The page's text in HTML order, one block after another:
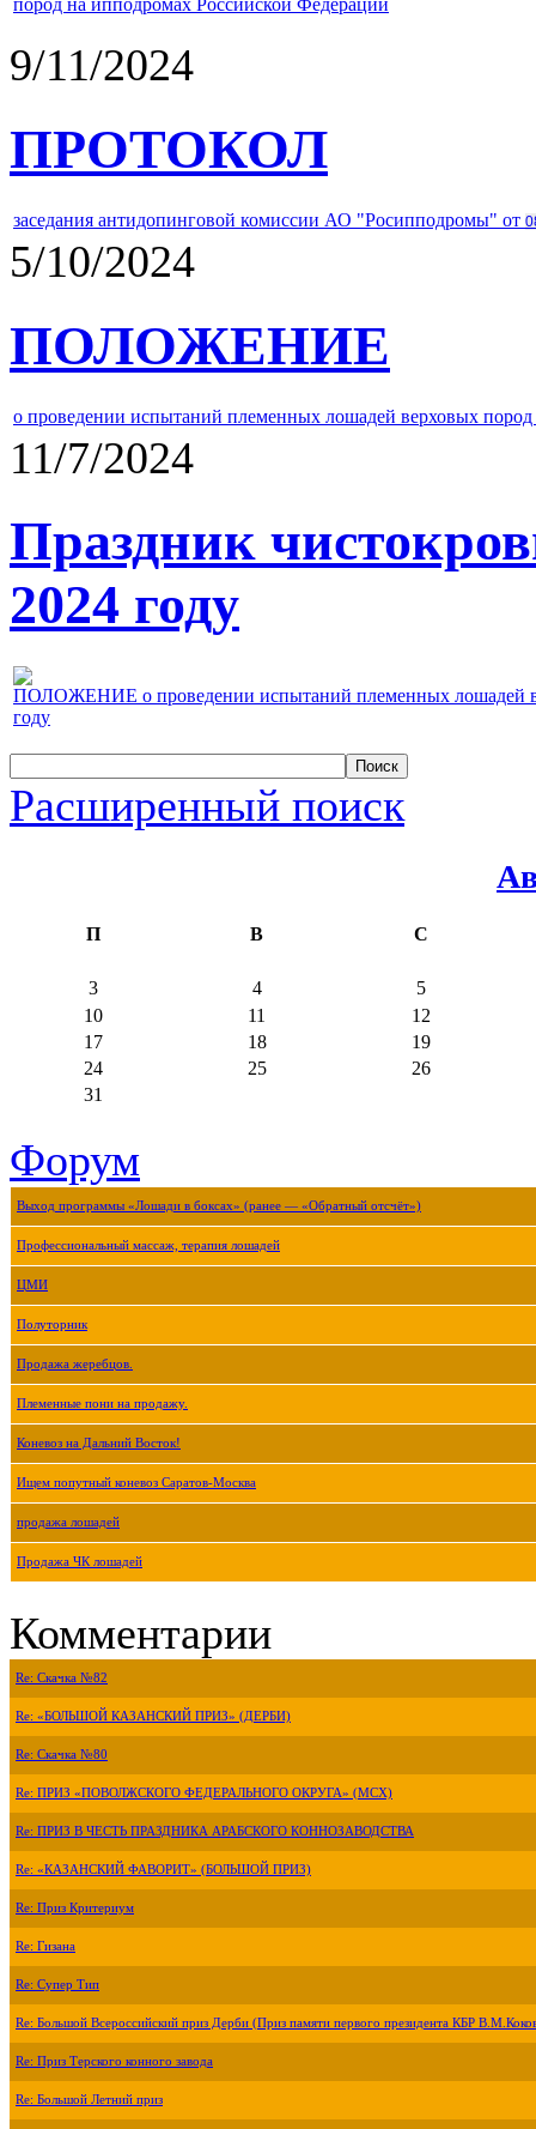
пород на ипподромах Российской Федерации
9/11/2024
ПРОТОКОЛ
заседания антидопинговой комиссии АО "Росипподромы" от
5/10/2024
ПОЛОЖЕНИЕ
о проведении испытаний племенных лошадей верховых
11/7/2024
Праздник
2024 году
ПОЛОЖЕНИЕ о проведении испытаний племенных лошадей
году
Расширенный поиск
П В С
3 4
5
10
11
12
17
18
19
24
25
26
31
Форум
Выход программы «Лошади в боксах» (ранее — «Обратный отсчёт»)
Профессиональный массаж, терапия лошадей
ЦМИ
Полуторник
Продажа жеребцов.
Племенные пони на продажу.
Коневоз на Дальний Восток!
Ищем попутный коневоз Саратов-Москва
продажа лошадей
Продажа ЧК лошадей
Комментарии
Re: Скачка №82
Re: «БОЛЬШОЙ КАЗАНСКИЙ ПРИЗ» (ДЕРБИ)
Re: Скачка №80
Re: ПРИЗ «ПОВОЛЖСКОГО ФЕДЕРАЛЬНОГО ОКРУГА» (МСХ)
Re: ПРИЗ В ЧЕСТЬ ПРАЗДНИКА АРАБСКОГО КОННОЗАВОДСТВА
Re: «КАЗАНСКИЙ ФАВОРИТ» (БОЛЬШОЙ ПРИЗ)
Re: Приз Критериум
Re: Гизана
Re: Супер Тип
Re: Большой Всероссийский приз Дерби (Приз памяти первого президента КБР
Re: Приз Терского конного завода
Re: Большой Летний приз